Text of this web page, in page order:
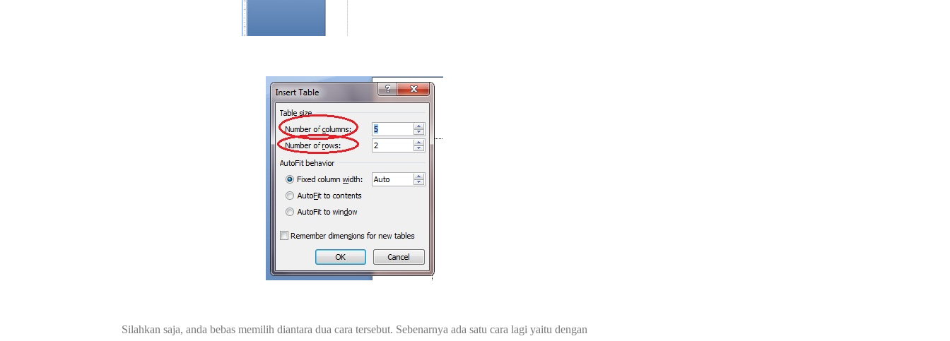
Silahkan saja, anda bebas memilih diantara dua cara tersebut. Sebenarnya ada satu cara lagi yaitu dengan